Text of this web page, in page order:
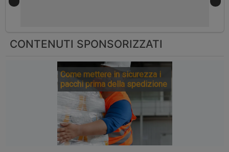
CONTENUTI SPONSORIZZATI
Come mettere in sicurezza i
pacchi prima della spedizione